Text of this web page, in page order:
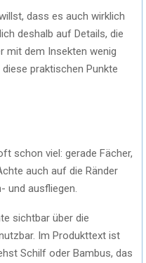
dass es auch wirklich
deshalb auf Details, die
mit dem Insekten wenig
praktischen Punkte
schon viel: gerade Fächer,
auch auf die Ränder
und ausfliegen.
sichtbar über die
Im Produkttext ist
Schilf oder Bambus, das